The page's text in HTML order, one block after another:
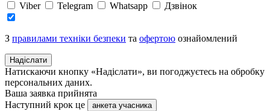
Viber
Telegram Whatsapp Дзвінок
З правилами техніки безпеки та офертою ознайомлений
Надіслати
Натискаючи кнопку «Надіслати», ви погоджуєтесь на обробку
персональних даних.
Ваша заявка прийнята
Наступний крок це
анкета учасника